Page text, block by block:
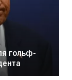
гольф-